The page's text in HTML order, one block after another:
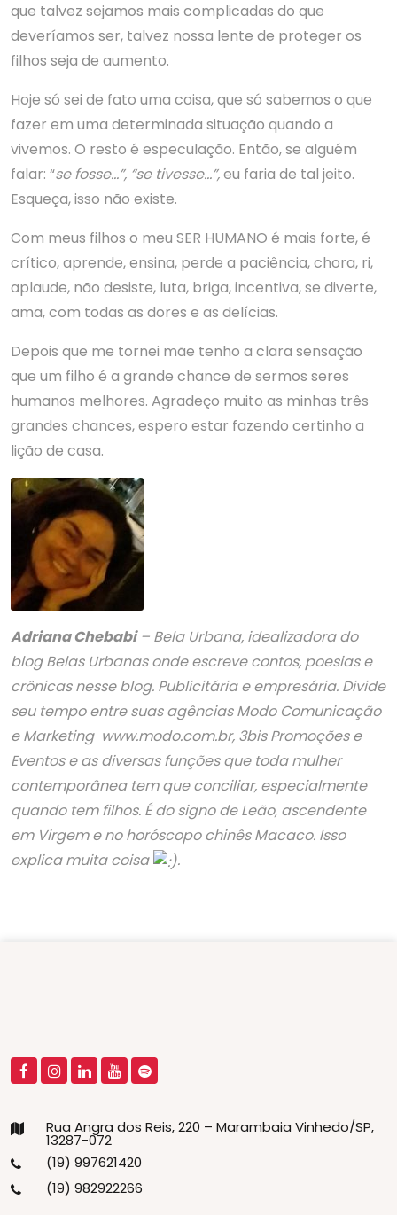
que talvez sejamos mais complicadas do que
deveríamos ser, talvez nossa lente de proteger os
filhos seja de aumento.
Hoje só sei de fato uma coisa, que só sabemos o que
fazer em uma determinada situação quando a
vivemos. O resto é especulação. Então, se alguém
falar: “se fosse…”, “se tivesse…”,eu faria de tal jeito.
Esqueça, isso não existe.
Com meus filhos o meu SER HUMANO é mais forte, é
crítico, aprende, ensina, perde a paciência, chora, ri,
aplaude, não desiste, luta, briga, incentiva, se diverte,
ama, com todas as dores e as delícias.
Depois que me tornei mãe tenho a clara sensação
que um filho é a grande chance de sermos seres
humanos melhores. Agradeço muito as minhas três
grandes chances, espero estar fazendo certinho a
lição de casa.
Adriana Chebabi– Bela Urbana, idealizadora do
blog Belas Urbanas onde escreve contos, poesias e
crônicas nesse blog. Publicitária e empresária. Divide
seu tempo entre suas agências Modo Comunicação
e Marketing www.modo.com.br, 3bis Promoções e
Eventos e as diversas funções que toda mulher
contemporânea tem que conciliar, especialmente
quando tem filhos. É do signo de Leão, ascendente
em Virgem e no horóscopo chinês Macaco. Isso
explica muita coisa
.
Rua Angra dos Reis, 220 – Marambaia Vinhedo/SP,
13287-072
(19) 997621420
(19) 982922266